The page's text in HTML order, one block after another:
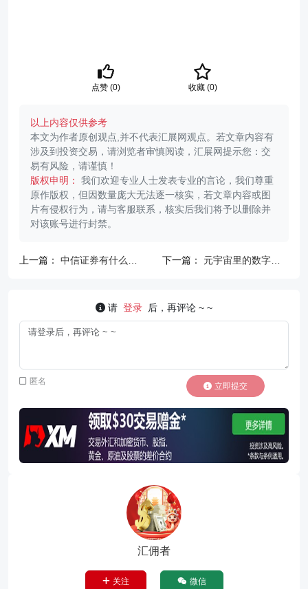
点赞 (0) 收藏 (0)
以上内容仅供参考
本文为作者原创观点,并不代表汇展网观点。若文章内容有
涉及到投资交易，请浏览者审慎阅读，汇展网提示您：交
易有风险，请谨慎！
版权申明：
我们欢迎专业人士发表专业的言论，我们尊重
原作版权，但因数量庞大无法逐一核实，若文章内容或图
片有侵权行为，请与客服联系，核实后我们将予以删除并
对该账号进行封禁。
上一篇： 中信证券有什么风
下一篇： 元宇宙里的数字衣
请 登录 后，再评论 ~ ~
匿名 立即提交
汇佣者
关注 微信